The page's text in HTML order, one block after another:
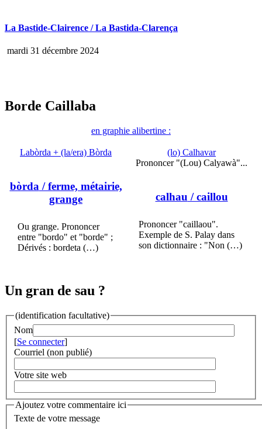
La Bastide-Clairence / La Bastida-Clarença
mardi 31 décembre 2024
Borde Caillaba
en graphie alibertine :
Labòrda + (la/era) Bòrda
bòrda / ferme, métairie,
grange
Ou grange. Prononcer
entre "bordo" et "borde" ;
Dérivés : bordeta (…)
(lo) Calhavar
Prononcer "(Lou) Calyawà"...
calhau / caillou
Prononcer "caillaou".
Exemple de S. Palay dans
son dictionnaire : "Non (…)
Un gran de sau ?
(identification facultative)
Nom
[Se connecter]
Courriel (non publié)
Votre site web
Ajoutez votre commentaire ici
Texte de votre message